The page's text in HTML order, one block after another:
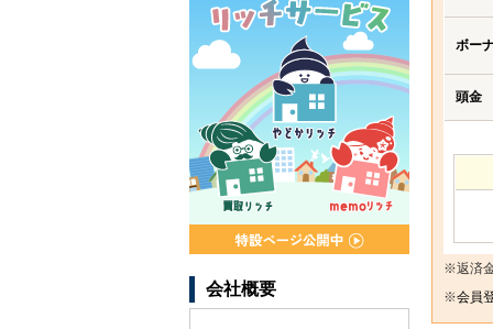
ボー
頭金
※返済
※会員
会社概要